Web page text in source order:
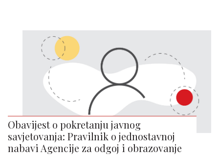
Obavijest o pokretanju javnog
savjetovanja: Pravilnik o jednostavnoj
nabavi Agencije za odgoj i obrazovanje